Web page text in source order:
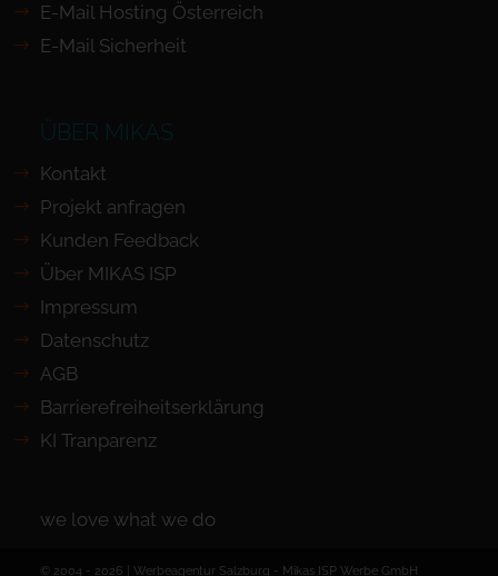
E-Mail Hosting Österreich
E-Mail Sicherheit
ÜBER MIKAS
Kontakt
Projekt anfragen
Kunden Feedback
Über MIKAS ISP
Impressum
Datenschutz
AGB
Barrierefreiheits­erklärung
KI Tranparenz
we love what we do
© 2004 - 2026 | Werbeagentur Salzburg - Mikas ISP Werbe GmbH